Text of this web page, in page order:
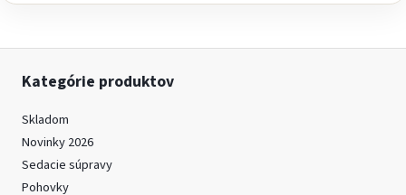
Kategórie produktov
Skladom
Novinky 2026
Sedacie súpravy
Pohovky